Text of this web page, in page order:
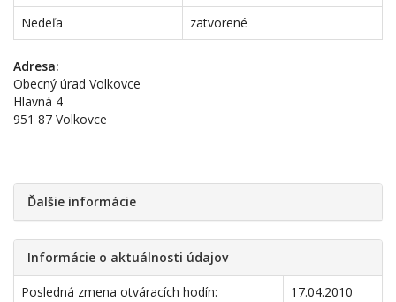
Nedeľa
zatvorené
Adresa:
Obecný úrad Volkovce
Hlavná 4
951 87 Volkovce
Ďalšie informácie
Informácie o aktuálnosti údajov
Posledná zmena otváracích hodín:
17.04.2010